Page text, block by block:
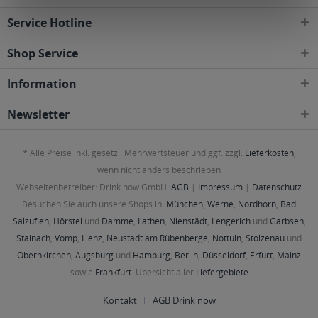
Service Hotline
Shop Service
Information
Newsletter
* Alle Preise inkl. gesetzl. Mehrwertsteuer und ggf. zzgl. Lieferkosten,
wenn nicht anders beschrieben
Webseitenbetreiber: Drink now GmbH: AGB | Impressum | Datenschutz
Besuchen Sie auch unsere Shops in: München, Werne, Nordhorn, Bad
Salzuflen, Hörstel und Damme, Lathen, Nienstädt, Lengerichund Garbsen,
Stainach, Vomp, Lienz, Neustadt am Rübenberge, Nottuln, Stolzenau und
Obernkirchen, Augsburg und Hamburg, Berlin, Düsseldorf, Erfurt, Mainz
sowie Frankfurt. Übersicht aller Liefergebiete
Kontakt AGB Drink now